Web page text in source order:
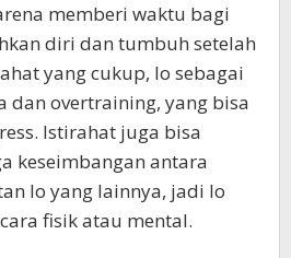
memberi waktu bagi
diri dan tumbuh setelah
yang cukup, lo sebagai
dan overtraining, yang bisa
Istirahat juga bisa
keseimbangan antara
lo yang lainnya, jadi lo
fisik atau mental.